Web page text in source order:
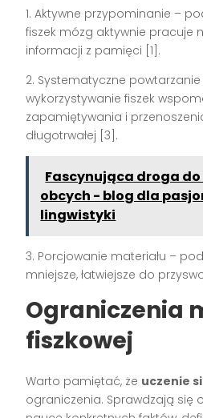
1. Aktywne przypominanie –
fiszek mózg aktywnie pracuje
informacji z pamięci [1].
2. Systematyczne
wykorzystywanie fiszek
zapamiętywania i
długotrwałej [3].
Fascynująca droga
obcych - blog dla
lingwistyki
3. Porcjowanie materiału –
mniejsze, łatwiejsze do
Ograniczenia
fiszkowej
Warto pamiętać, że uczenie
ograniczenia. Sprawdzają się